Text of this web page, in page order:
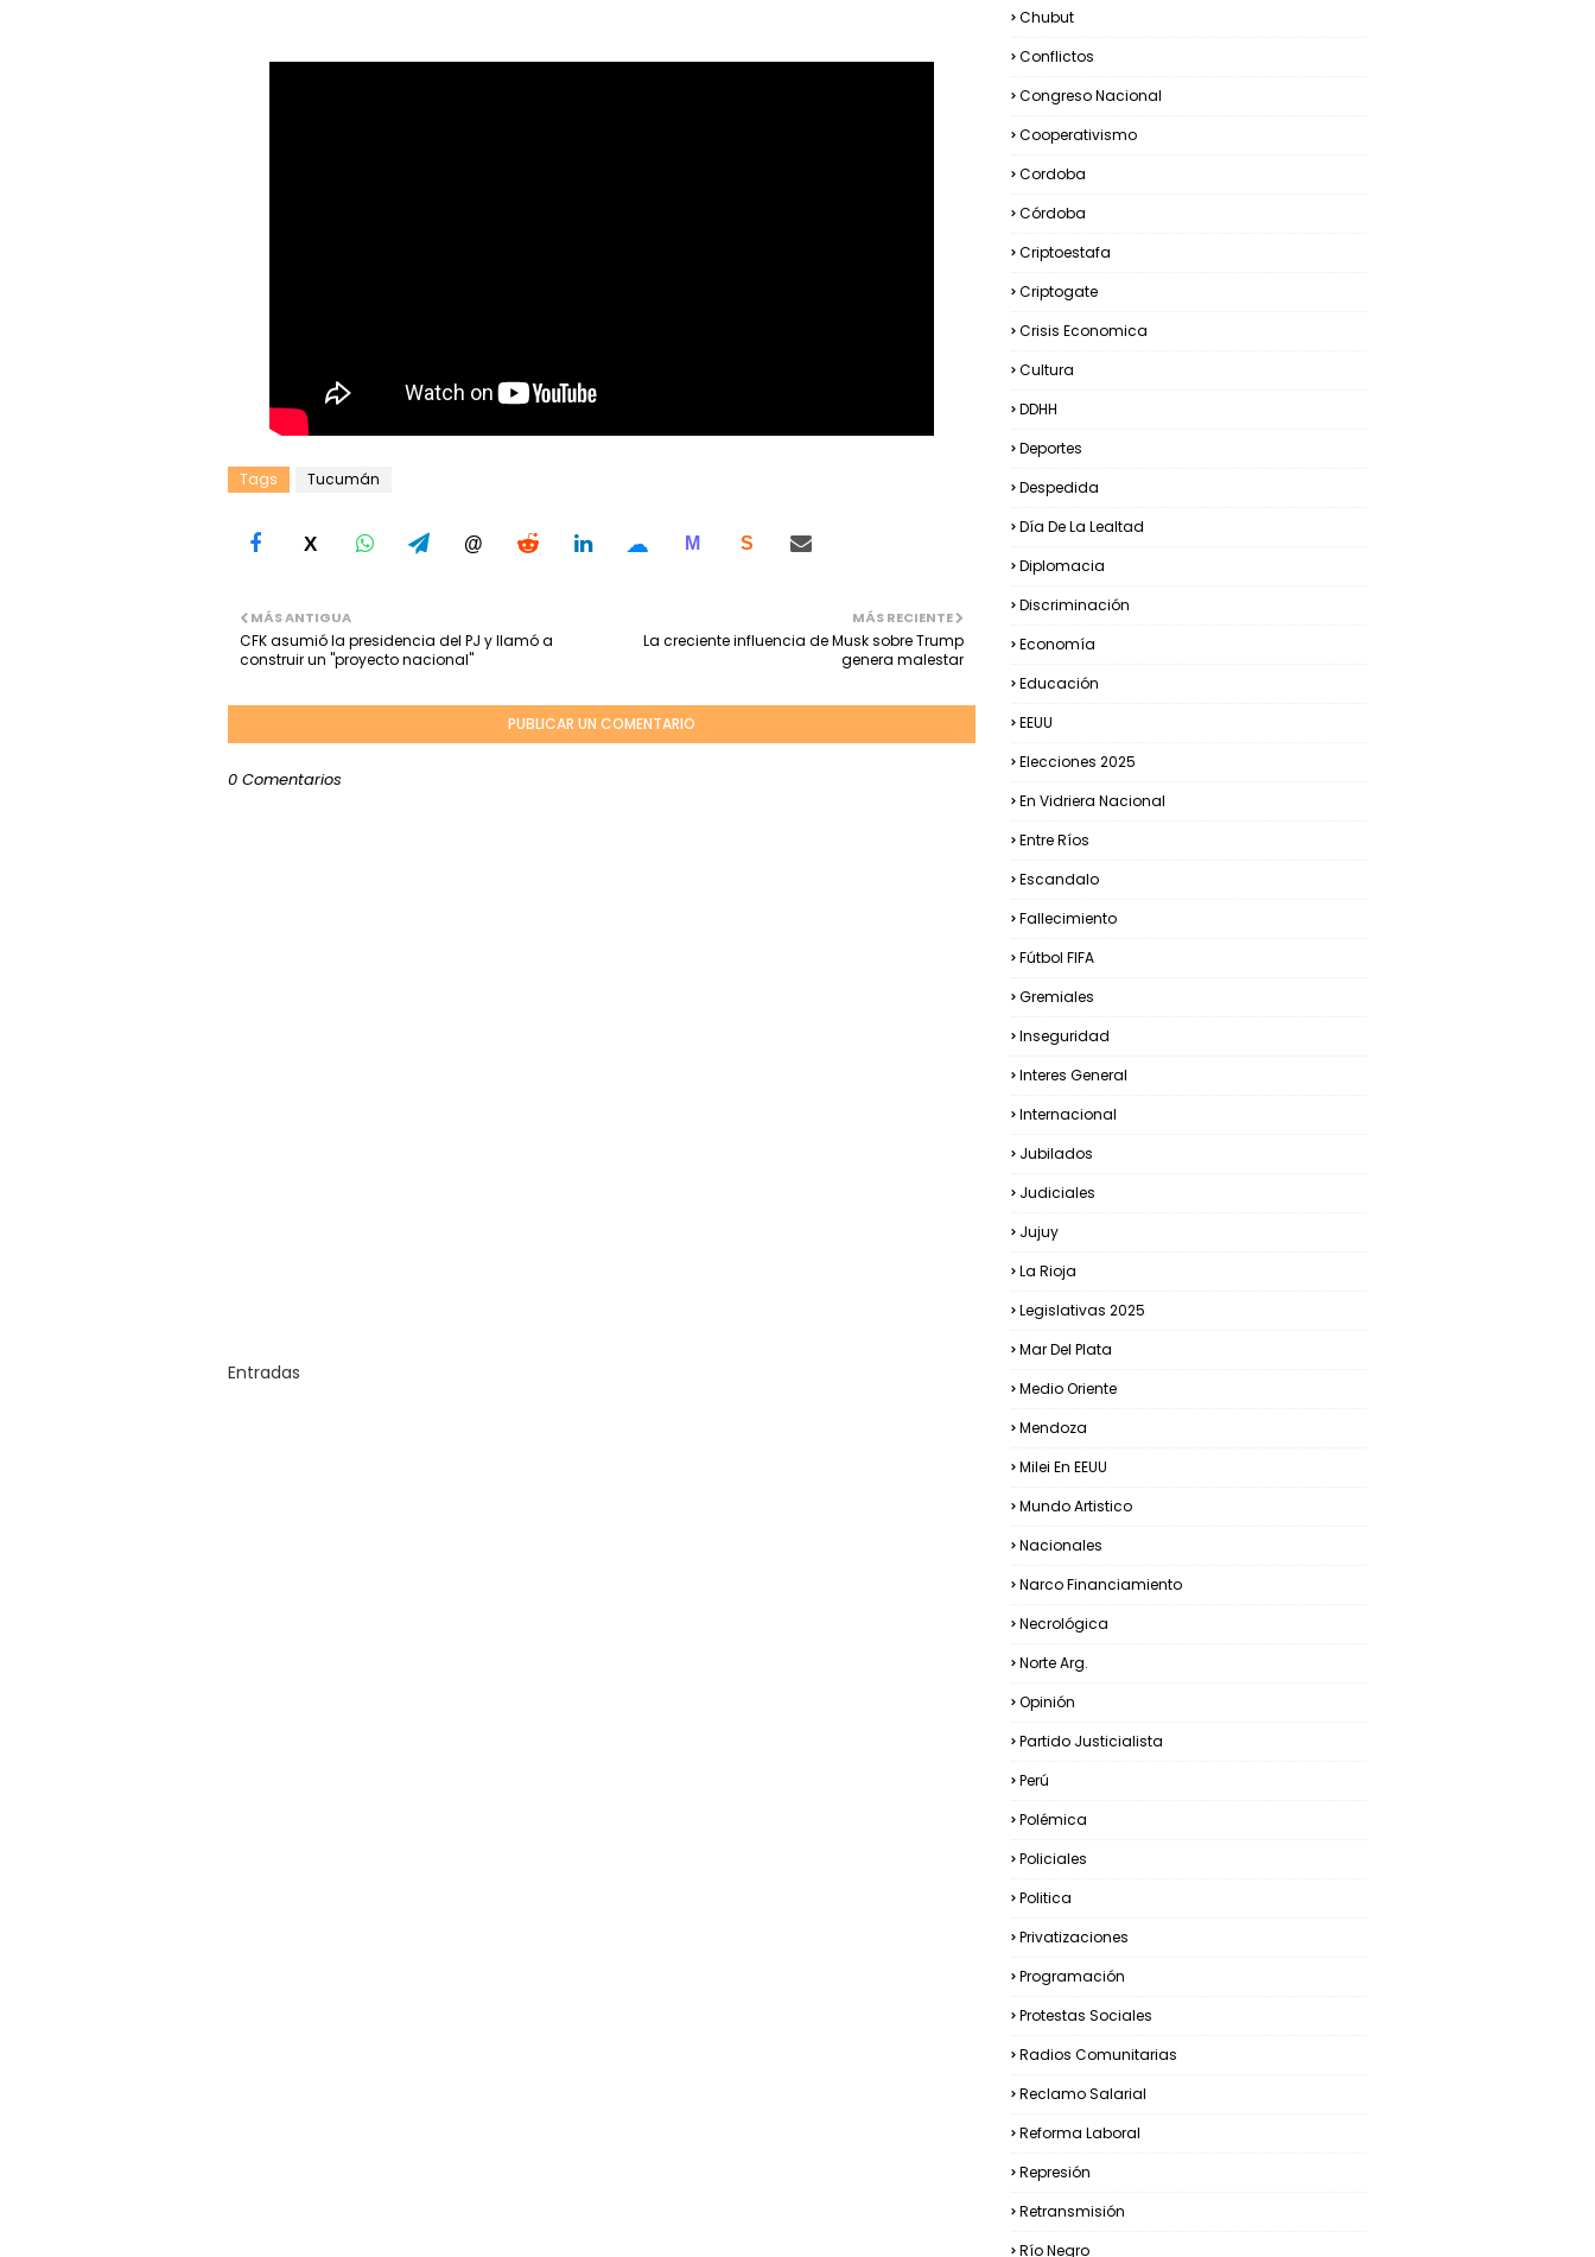
Tags Tucumán
X @ ☁ M S
MÁS RECIENTE
La creciente influencia de Musk sobre Trump
genera malestar
MÁS ANTIGUA
CFK asumió la presidencia del PJ y llamó a
construir un "proyecto nacional"
PUBLICAR UN COMENTARIO
0 Comentarios
Entradas
Chubut
Conflictos
Congreso Nacional
Cooperativismo
Cordoba
Córdoba
Criptoestafa
Criptogate
Crisis Economica
Cultura
DDHH
Deportes
Despedida
Día De La Lealtad
Diplomacia
Discriminación
Economía
Educación
EEUU
Elecciones 2025
En Vidriera Nacional
Entre Ríos
Escandalo
Fallecimiento
Fútbol FIFA
Gremiales
Inseguridad
Interes General
Internacional
Jubilados
Judiciales
Jujuy
La Rioja
Legislativas 2025
Mar Del Plata
Medio Oriente
Mendoza
Milei En EEUU
Mundo Artistico
Nacionales
Narco Financiamiento
Necrológica
Norte Arg.
Opinión
Partido Justicialista
Perú
Polémica
Policiales
Politica
Privatizaciones
Programación
Protestas Sociales
Radios Comunitarias
Reclamo Salarial
Reforma Laboral
Represión
Retransmisión
Río Negro